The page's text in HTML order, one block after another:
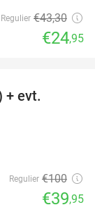
Regulier €43,30
€24,95
+ evt.
Regulier €100
€39,95